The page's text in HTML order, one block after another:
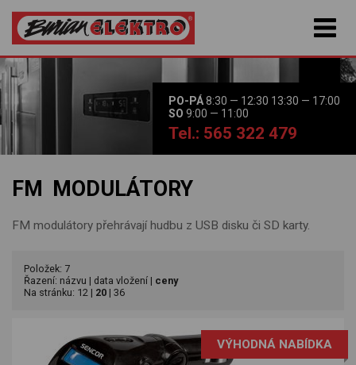
PO-PÁ8:30 — 12:30 13:30 — 17:00
SO 9:00 — 11:00
Tel.: 565 322 479
FM MODULÁTORY
FM modulátory přehrávají hudbu z USB disku či SD karty.
Položek: 7
Řazení: názvu | data vložení | ceny
Na stránku: 12 | 20 | 36
VÝHODNÁ NABÍDKA